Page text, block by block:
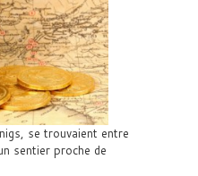
se trouvaient entre
sentier proche de